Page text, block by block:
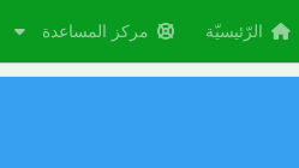
الرّئيسيّة مركز المساعدة